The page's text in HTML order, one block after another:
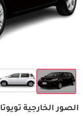
الصور الخارجية